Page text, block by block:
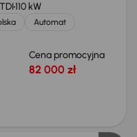
110 kW
Automat
Cena promocyjna
82 000 zł